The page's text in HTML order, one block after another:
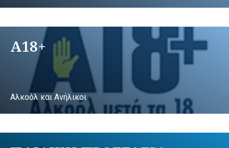
A18+
Αλκοόλ και Ανήλικοι